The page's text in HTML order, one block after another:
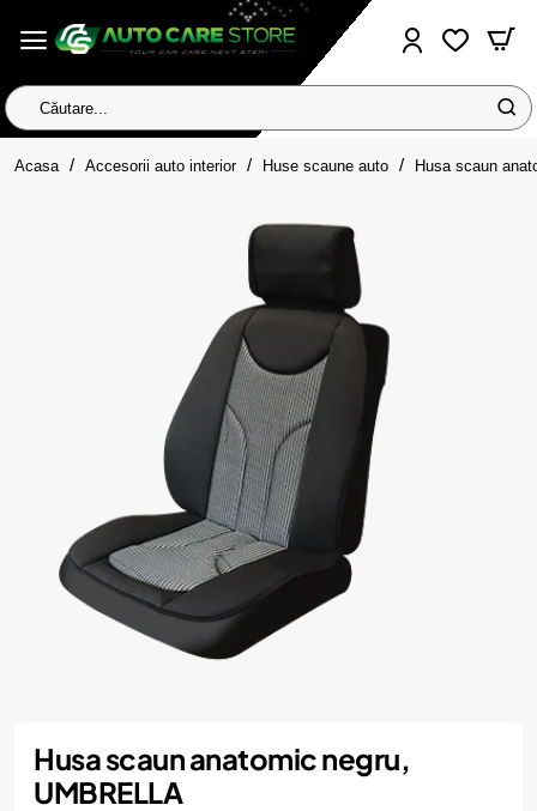
Căutare...
Acasa homeAccesorii auto interior Huse scaune auto Husa scaun
Husa scaun anatomic negru,
UMBRELLA